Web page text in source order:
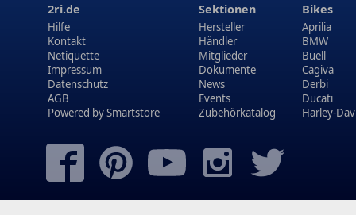
2ri.de
Hilfe
Kontakt
Netiquette
Impressum
Datenschutz
AGB
Powered bySmartstore
Sektionen
Hersteller
Händler
Mitglieder
Dokumente
News
Events
Zubehörkatalog
Bikes
Aprilia
BMW
Buell
Cagiva
Derbi
Ducati
Harley-